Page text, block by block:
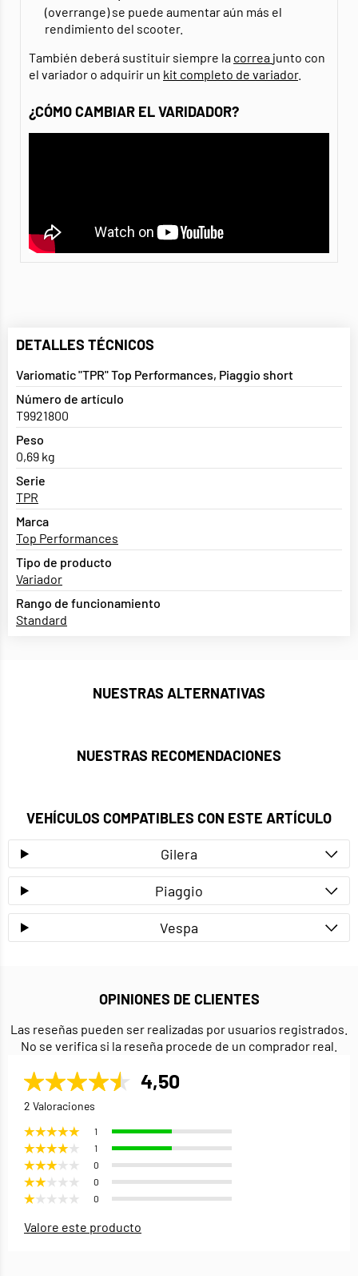
(overrange) se puede aumentar aún más el
rendimiento del scooter.
También deberá sustituir siempre la correa junto con
el variador o adquirir un kit completo de variador.
¿CÓMO CAMBIAR EL VARIDADOR?
DETALLES TÉCNICOS
Variomatic "TPR" Top Performances, Piaggio short
Número de artículo
T9921800
Peso
0,69 kg
Serie
TPR
Marca
Top Performances
Tipo de producto
Variador
Rango de funcionamiento
Standard
NUESTRAS ALTERNATIVAS
NUESTRAS RECOMENDACIONES
VEHÍCULOS COMPATIBLES CON ESTE ARTÍCULO
Gilera
Piaggio
Vespa
OPINIONES DE CLIENTES
Las reseñas pueden ser realizadas por usuarios registrados.
No se verifica si la reseña procede de un comprador real.
4,50
2 Valoraciones
1
1
0
0
0
Valore este producto